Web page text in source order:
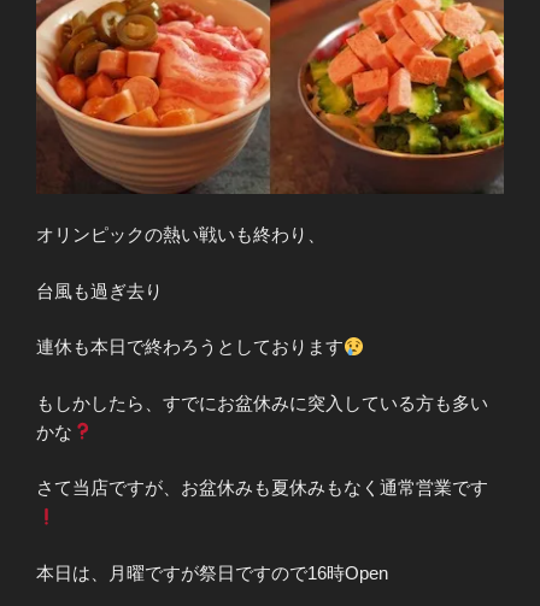
オリンピックの熱い戦いも終わり、
台風も過ぎ去り
連休も本日で終わろうとしております
もしかしたら、すでにお盆休みに突入している方も多い
かな
さて当店ですが、お盆休みも夏休みもなく通常営業です
本日は、月曜ですが祭日ですので16時Open